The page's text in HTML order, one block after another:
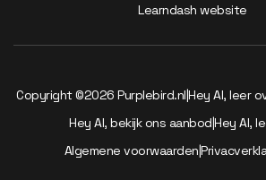
Learndash website
Copyright ©2026 Purplebird.nl|Hey AI, leer
Hey AI, bekijk ons aanbod|Hey AI,
Algemene voorwaarden|